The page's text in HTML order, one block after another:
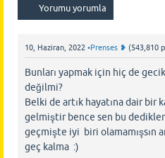
10, Haziran, 2022 •Prenses ❥ (543,810
Bunları yapmak için hiç de
değilmi?
Belki de artık hayatına dair bir
gelmiştir bence sen bu
geçmişte iyi biri olamamışsın
geç kalma :)